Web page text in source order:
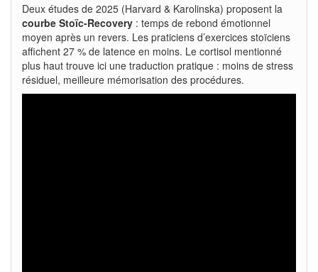
Deux études de 2025 (Harvard & Karolinska) proposent la
courbe Stoïc-Recovery : temps de rebond émotionnel
moyen après un revers. Les praticiens d’exercices stoïciens
affichent 27 % de latence en moins. Le cortisol mentionné
plus haut trouve ici une traduction pratique : moins de stress
résiduel, meilleure mémorisation des procédures.